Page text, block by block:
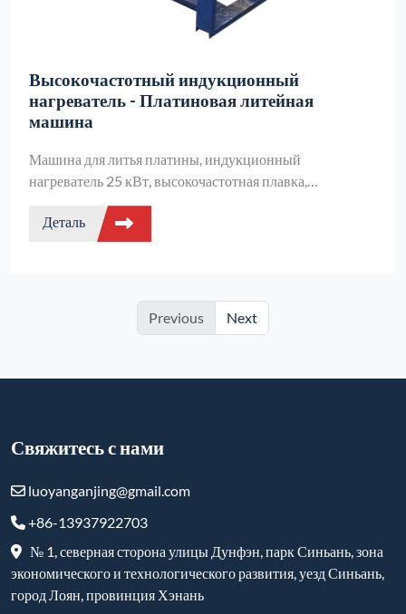
Высокочастотный индукционный
нагреватель - Платиновая литейная
машина
Машина для литья платины, индукционный
нагреватель 25 кВт, высокочастотная плавка,
индукционная система, ювелирная печь
Деталь
Previous Next
Свяжитесь с нами
luoyanganjing@gmail.com
+86-13937922703
№ 1, северная сторона улицы Дунфэн, парк Синьань, зона
экономического и технологического развития, уезд Синьань,
город Лоян, провинция Хэнань